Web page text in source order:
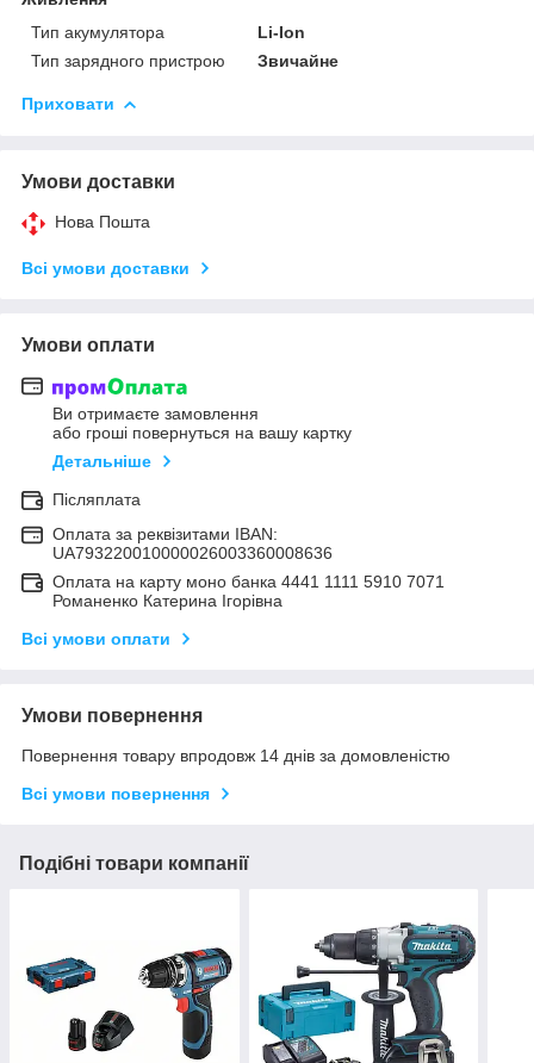
Тип акумулятора
Li-Ion
Тип зарядного пристрою
Звичайне
Приховати
Умови доставки
Нова Пошта
Всі умови доставки
Умови оплати
Ви отримаєте замовлення
або гроші повернуться на вашу картку
Детальніше
Післяплата
Оплата за реквізитами IBAN:
UA793220010000026003360008636
Оплата на карту моно банка 4441 1111 5910 7071
Романенко Катерина Ігорівна
Всі умови оплати
Умови повернення
Повернення товару впродовж 14 днів за домовленістю
Всі умови повернення
Подібні товари компанії